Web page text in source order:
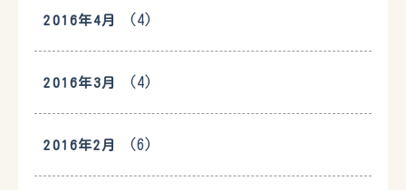
2016年4月 (4)
2016年3月 (4)
2016年2月 (6)